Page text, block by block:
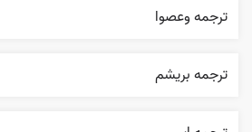
ترجمه وعصوا
ترجمه بریشم